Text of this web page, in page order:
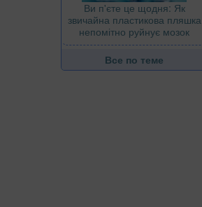
Ви п'єте це щодня: Як
звичайна пластикова пляшка
непомітно руйнує мозок
Все по теме